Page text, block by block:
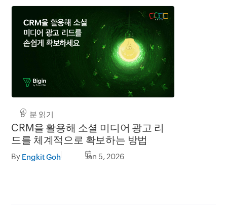
6 분 읽기
CRM을 활용해 소셜 미디어 광고 리
드를 체계적으로 확보하는 방법
By Engkit Goh Jan 5, 2026